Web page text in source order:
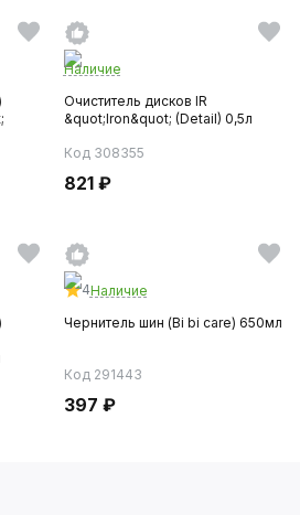
Наличие
Очиститель дисков IR
&quot;Iron&quot; (Detail) 0,5л
Код 308355
821 ₽
4Наличие
Чернитель шин (Bi bi care) 650мл
Код 291443
397 ₽